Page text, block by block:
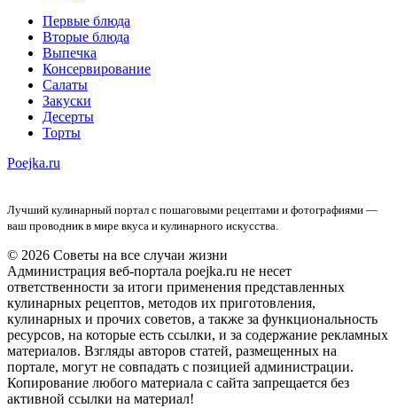
Первые блюда
Вторые блюда
Выпечка
Консервирование
Салаты
Закуски
Десерты
Торты
Poejka.ru
Лучший кулинарный портал с пошаговыми рецептами и фотографиями —
ваш проводник в мире вкуса и кулинарного искусства.
© 2026 Советы на все случаи жизни
Администрация веб-портала poejka.ru не несет
ответственности за итоги применения представленных
кулинарных рецептов, методов их приготовления,
кулинарных и прочих советов, а также за функциональность
ресурсов, на которые есть ссылки, и за содержание рекламных
материалов. Взгляды авторов статей, размещенных на
портале, могут не совпадать с позицией администрации.
Копирование любого материала с сайта запрещается без
активной ссылки на материал!